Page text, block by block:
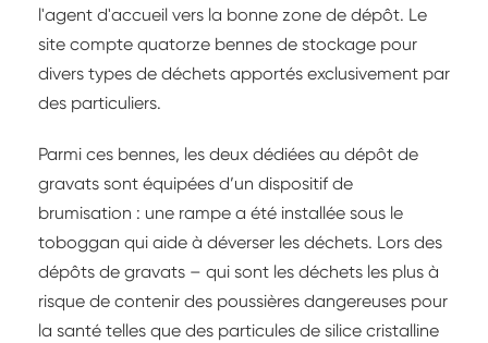
l'agent d'accueil vers la bonne zone de dépôt. Le
site compte quatorze bennes de stockage pour
divers types de déchets apportés exclusivement par
des particuliers.
Parmi ces bennes, les deux dédiées au dépôt de
gravats sont équipées d’un dispositif de
brumisation : une rampe a été installée sous le
toboggan qui aide à déverser les déchets. Lors des
dépôts de gravats – qui sont les déchets les plus à
risque de contenir des poussières dangereuses pour
la santé telles que des particules de silice cristalline